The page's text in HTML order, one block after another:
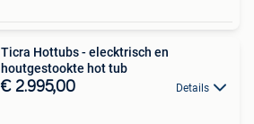
Ticra Hottubs - elecktrisch en
houtgestookte hot tub
€ 2.995,00 Details